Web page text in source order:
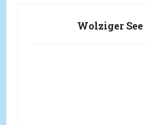
Wolziger See